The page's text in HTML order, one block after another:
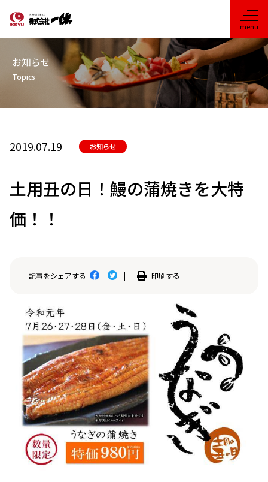
お知らせ
Topics
2019.07.19 お知らせ
土用丑の日！鰻の蒲焼きを大特
価！！
記事をシェアする | 印刷する